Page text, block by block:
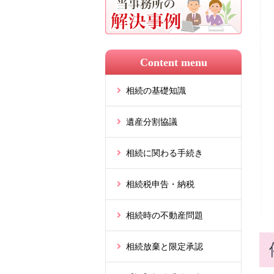
Content menu
相続の基礎知識
遺産分割協議
相続に関わる手続き
相続税申告・納税
相続時の不動産問題
相続放棄と限定承認